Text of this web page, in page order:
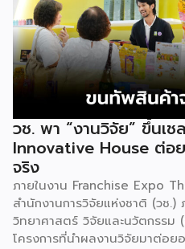
วช. พา “งานวิจัย” ขึ้นเช
Innovative House ต่อ
จริง
ภายในงาน Franchise Expo
สำนักงานการวิจัยแห่งชาติ (วช.)
วิทยาศาสตร์ วิจัยและนวัตกรร
โครงการที่นำผลงานวิจัยมาต่อ